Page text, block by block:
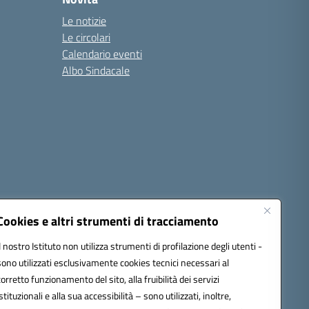
e altri strumenti di tracciamento
nostro Istituto non utilizza strumenti di profilazione degli utenti -
utilizzati esclusivamente cookies tecnici necessari al
funzionamento del sito, alla fruibilità dei servizi
e alla sua accessibilità – sono utilizzati, inoltre,
Le notizie
Le circolari
Calendario eventi
Albo Sindacale